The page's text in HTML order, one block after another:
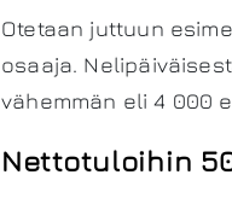
Otetaan juttuun
osaaja.
vähemmän eli 4 000
Nettotuloihin